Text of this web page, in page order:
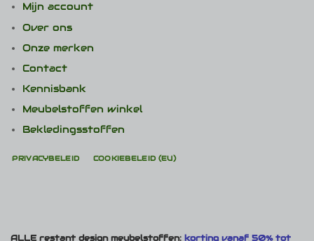
Mijn account
Over ons
Onze merken
Contact
Kennisbank
Meubelstoffen winkel
Bekledingsstoffen
PRIVACYBELEID COOKIEBELEID (EU)
ALLE restant design meubelstoffen: korting vanaf 50% tot